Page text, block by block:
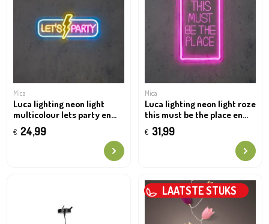
Mica
Luca lighting neon light
multicolour lets party en
timer adapter included ip20
- l38xb1,5xh17cm
€ 24,99
Mica
Luca lighting neon light roze
this must be the place en
timer adapter included ip20
- l25xb1,5xh41cm
€ 31,99
LAATSTE STUKS